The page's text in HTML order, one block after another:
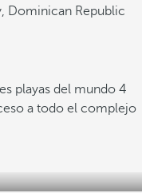
Dominican Republic
playas del mundo 4
a todo el complejo